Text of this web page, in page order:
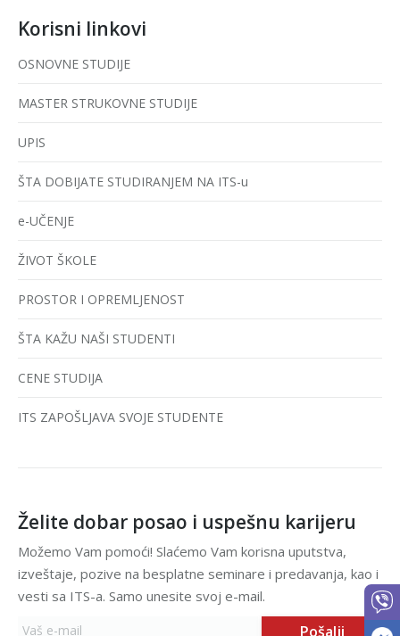
Korisni linkovi
OSNOVNE STUDIJE
MASTER STRUKOVNE STUDIJE
UPIS
ŠTA DOBIJATE STUDIRANJEM NA ITS-u
e-UČENJE
ŽIVOT ŠKOLE
PROSTOR I OPREMLJENOST
ŠTA KAŽU NAŠI STUDENTI
CENE STUDIJA
ITS ZAPOŠLJAVA SVOJE STUDENTE
Želite dobar posao i uspešnu karijeru
Možemo Vam pomoći! Slaćemo Vam korisna uputstva,
izveštaje, pozive na besplatne seminare i predavanja, kao i
vesti sa ITS-a. Samo unesite svoj e-mail.